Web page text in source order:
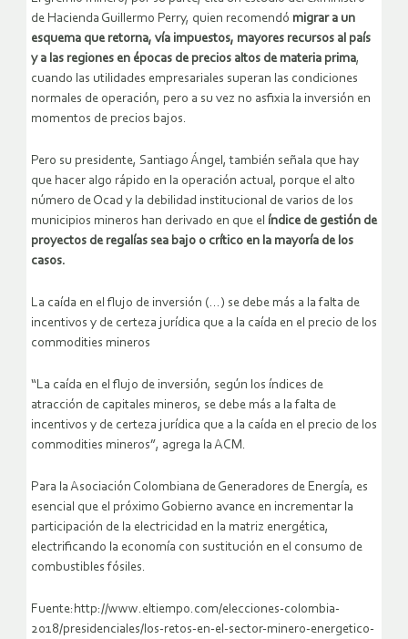
de Hacienda Guillermo Perry, quien recomendó migrar a un
esquema que retorna, vía impuestos, mayores recursos al país
y a las regiones en épocas de precios altos de materia prima,
cuando las utilidades empresariales superan las condiciones
normales de operación, pero a su vez no asfixia la inversión en
momentos de precios bajos.
Pero su presidente, Santiago Ángel, también señala que hay
que hacer algo rápido en la operación actual, porque el alto
número de Ocad y la debilidad institucional de varios de los
municipios mineros han derivado en que el índice de gestión de
proyectos de regalías sea bajo o crítico en la mayoría de los
casos.
La caída en el flujo de inversión (…) se debe más a la falta de
incentivos y de certeza jurídica que a la caída en el precio de los
commodities mineros
“La caída en el flujo de inversión, según los índices de
atracción de capitales mineros, se debe más a la falta de
incentivos y de certeza jurídica que a la caída en el precio de los
commodities mineros”, agrega la ACM.
Para la Asociación Colombiana de Generadores de Energía, es
esencial que el próximo Gobierno avance en incrementar la
participación de la electricidad en la matriz energética,
electrificando la economía con sustitución en el consumo de
combustibles fósiles.
Fuente:http://www.eltiempo.com/elecciones-colombia-
2018/presidenciales/los-retos-en-el-sector-minero-energetico-